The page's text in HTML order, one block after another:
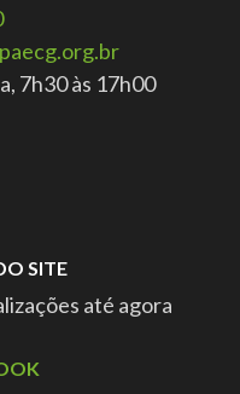
7h30 às 17h00
SITE
até agora